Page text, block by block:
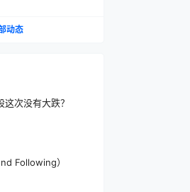
动态
次没有大跌？
Following）